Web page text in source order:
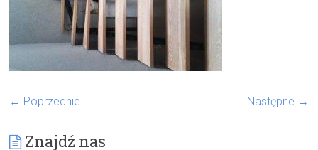
← Poprzednie Następne →
Znajdź nas